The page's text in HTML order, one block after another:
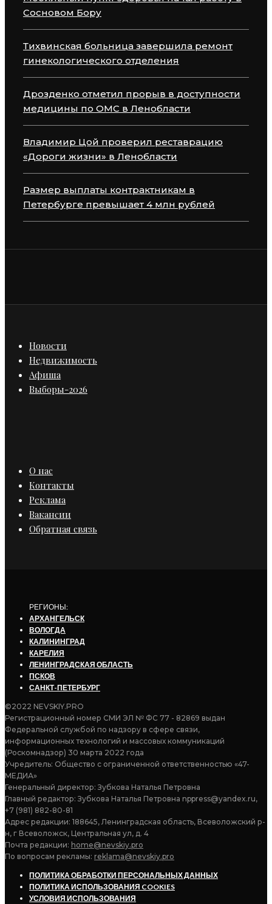
Сосновом Бору
Тихвинская больница завершила ремонт
гинекологического отделения
Дрозденко отметил прорыв в доступности
медицины по ОМС в Ленобласти
Владимир Цой проверил реставрацию
«Дороги жизни» в Ленобласти
Размер выплаты контрактникам в
Петербурге превышает 4 млн рублей
Новости
Недвижимость
Афиша
Выборы-2026
О нас
Контакты
Реклама
Вакансии
Обратная связь
РЕГИОНЫ:
АРХАНГЕЛЬСК
ВОЛОГДА
КАЛИНИНГРАД
КАРЕЛИЯ
ЛЕНИНГРАДСКАЯ ОБЛАСТЬ
ПСКОВ
САНКТ-ПЕТЕРБУРГ
©2022 NEVSKIY.PRO
Регистрационный номер СМИ ЭЛ № ФС 77 - 82869 выдан
Федеральной службой по надзору в сфере связи,
информационных технологий и массовых коммуникаций
(Роскомнадзор) 30 марта 2022 года
Учредитель: Общество с ограниченной ответственностью «47-
МЕДИА»
Генеральный директор: Зубкова Наталья Петровна
Главный редактор: Зубкова Наталья Петровна nppress@yandex.ru,
+7 (981) 882-80-81
Адрес редакции: 188645, Ленинградская область, Всеволожский р-
н, г Всеволожск, Центральная ул, д. 4
Почта редакции: home@nevskiy.pro
По вопросам рекламы: reklama@nevskiy.pro
ПОЛИТИКА ОБРАБОТКИ ПЕРСОНАЛЬНЫХ ДАННЫХ
ПОЛИТИКА ИСПОЛЬЗОВАНИЯ COOKIES
УСЛОВИЯ ИСПОЛЬЗОВАНИЯ